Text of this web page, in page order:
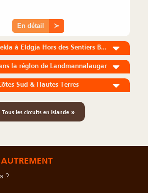
En détail ≻
Trek de l’Hekla à Eldgja Hors des Sentiers Battus
la région de Landmannalaugar
Sud & Hautes Terres
Tous les circuits en Islande»
?